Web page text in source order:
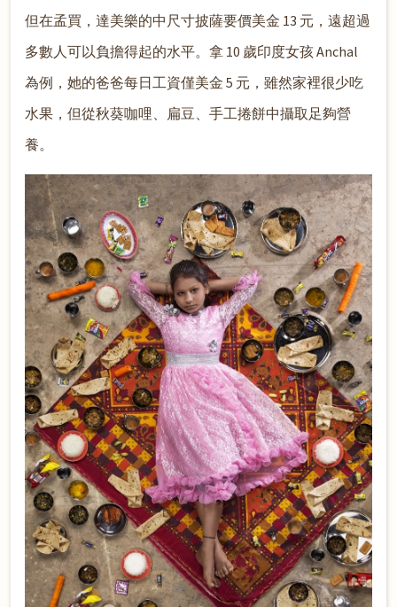
但在孟買，達美樂的中尺寸披薩要價美金 13 元，遠超過
多數人可以負擔得起的水平。拿 10 歲印度女孩 Anchal
為例，她的爸爸每日工資僅美金 5 元，雖然家裡很少吃
水果，但從秋葵咖哩、扁豆、手工捲餅中攝取足夠營
養。